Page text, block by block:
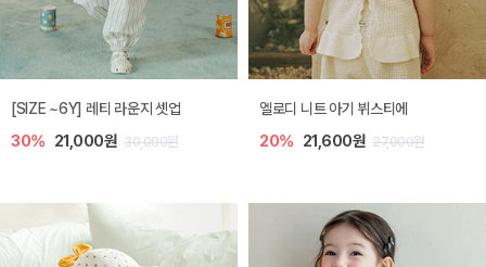
[SIZE ~6Y] 레티 라운지 셋업
30% 21,000원 30,000원
엘로디 니트 아기 뷔스티에
20% 21,600원 27,000원